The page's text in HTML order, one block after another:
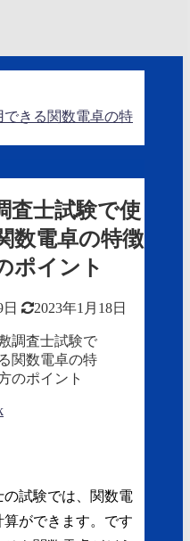
きる関数電卓の特
査士試験で使
数電卓の特徴
ポイント
2023年1月18日
試験では、関数電
ができます。です